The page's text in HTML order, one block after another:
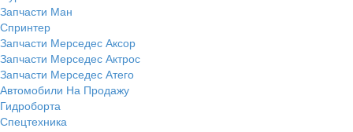
Запчасти Ман
Спринтер
Запчасти Мерседес Аксор
Запчасти Мерседес Актрос
Запчасти Мерседес Атего
Автомобили На Продажу
Гидроборта
Спецтехника